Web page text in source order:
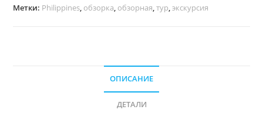
Метки: Philippines, обзорка, обзорная,тур,экскурсия
ОПИСАНИЕ
ДЕТАЛИ